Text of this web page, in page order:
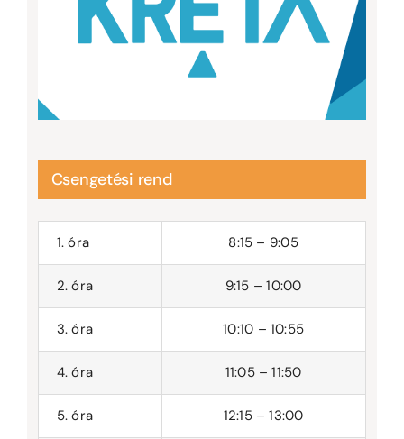
Csengetési rend
1. óra 8:15 – 9:05
2. óra 9:15 – 10:00
3. óra 10:10 – 10:55
4. óra 11:05 – 11:50
5. óra 12:15 – 13:00